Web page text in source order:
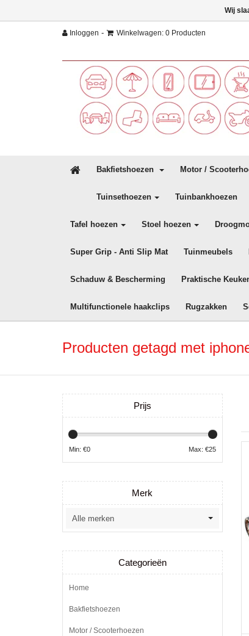
Inloggen - Winkelwagen: 0 Producten
Bakfietshoezen Motor /
Tuinsethoezen Tuinbankhoezen
Tafel hoezen Stoel hoezen
Super Grip - Anti Slip Mat Tuinmeubels
Schaduw & Bescherming Praktische
Multifunctionele haakclips Rugzakken
Producten getagd met
Prijs
Min: €0 Max: €25
Merk
Categorieën
Home
Bakfietshoezen
Motor / Scooterhoezen
Wij